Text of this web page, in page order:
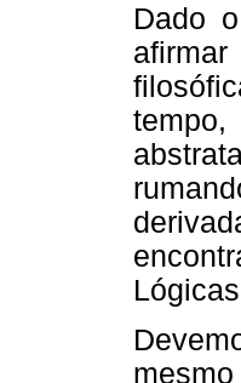
Dado